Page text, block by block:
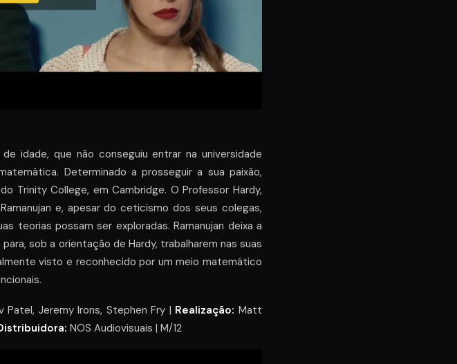
idade, que não conseguiu entrar na universidade
Determinado a prosseguir a sua paixão,
Trinity College, em Cambridge. O Professor Hardy,
e, apesar do ceticismo dos seus colegas,
teorias possam ser exploradas. Ramanujan deixa a
sob a orientação de Hardy, trabalharem nas suas
visto e reconhecido por um meio matemático
Patel, Jeremy Irons, Stephen Fry | Realização: Matt
NOS Audiovisuais | M/12